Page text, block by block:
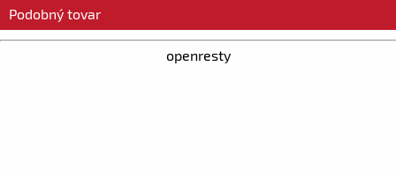
Podobný tovar
openresty